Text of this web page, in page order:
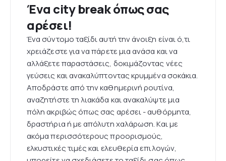
Ένα city break όπως σας
αρέσει!
Ένα σύντομο ταξίδι αυτή την άνοιξη είναι ό,τι
χρειάζεστε για να πάρετε μια ανάσα και να
αλλάξετε παραστάσεις, δοκιμάζοντας νέες
γεύσεις και ανακαλύπτοντας κρυμμένα σοκάκια.
Αποδράστε από την καθημερινή ρουτίνα,
αναζητήστε τη λιακάδα και ανακαλύψτε μια
πόλη ακριβώς όπως σας αρέσει - αυθόρμητα,
δραστήρια ή με απόλυτη χαλάρωση. Και με
ακόμα περισσότερους προορισμούς,
ελκυστικές τιμές και ελευθερία επιλογών,